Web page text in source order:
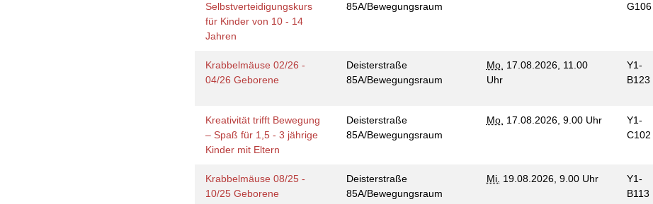
Selbstverteidigungskurs
für Kinder von 10 - 14
Jahren
85A/Bewegungsraum
G106
Krabbelmäuse 02/26 -
04/26 Geborene
Deisterstraße
85A/Bewegungsraum
Mo. 17.08.2026, 11.00
Uhr
Y1-
B123
Kreativität trifft Bewegung
– Spaß für 1,5 - 3 jährige
Kinder mit Eltern
Deisterstraße
85A/Bewegungsraum
Mo. 17.08.2026, 9.00 Uhr
Y1-
C102
Krabbelmäuse 08/25 -
10/25 Geborene
Deisterstraße
85A/Bewegungsraum
Mi. 19.08.2026, 9.00 Uhr
Y1-
B113